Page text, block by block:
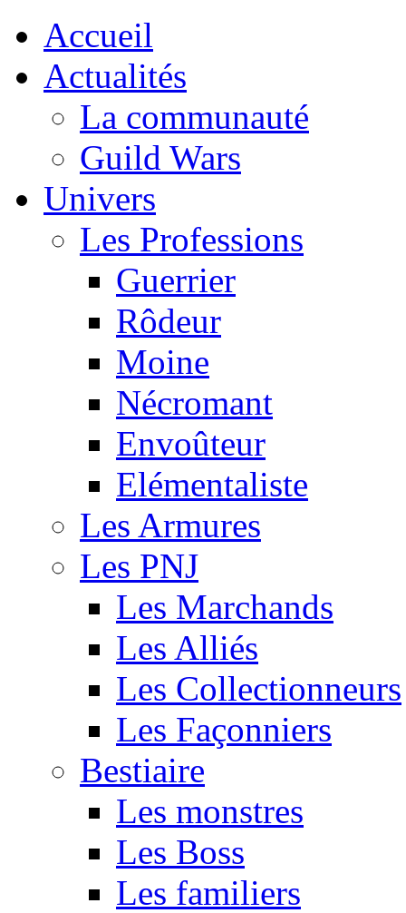
Accueil
Actualités
La communauté
Guild Wars
Univers
Les Professions
Guerrier
Rôdeur
Moine
Nécromant
Envoûteur
Elémentaliste
Les Armures
Les PNJ
Les Marchands
Les Alliés
Les Collectionneurs
Les Façonniers
Bestiaire
Les monstres
Les Boss
Les familiers